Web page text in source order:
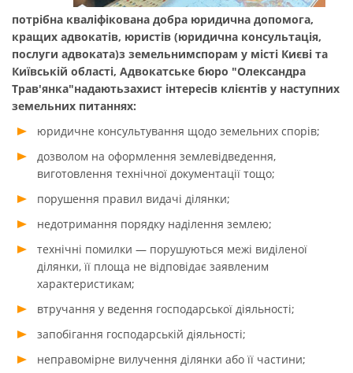
потрібна кваліфікована добра юридична допомога,
кращих адвокатів, юристів (юридична консультація,
послуги адвоката)з земельнимспорам у місті Києві та
Київській області, Адвокатське бюро "Олександра
Трав'янка"надаютьзахист інтересів клієнтів у наступних
земельних питаннях:
юридичне консультування щодо земельних спорів;
дозволом на оформлення землевідведення,
виготовлення технічної документації тощо;
порушення правил видачі ділянки;
недотримання порядку наділення землею;
технічні помилки — порушуються межі виділеної
ділянки, її площа не відповідає заявленим
характеристикам;
втручання у ведення господарської діяльності;
запобігання господарській діяльності;
неправомірне вилучення ділянки або її частини;